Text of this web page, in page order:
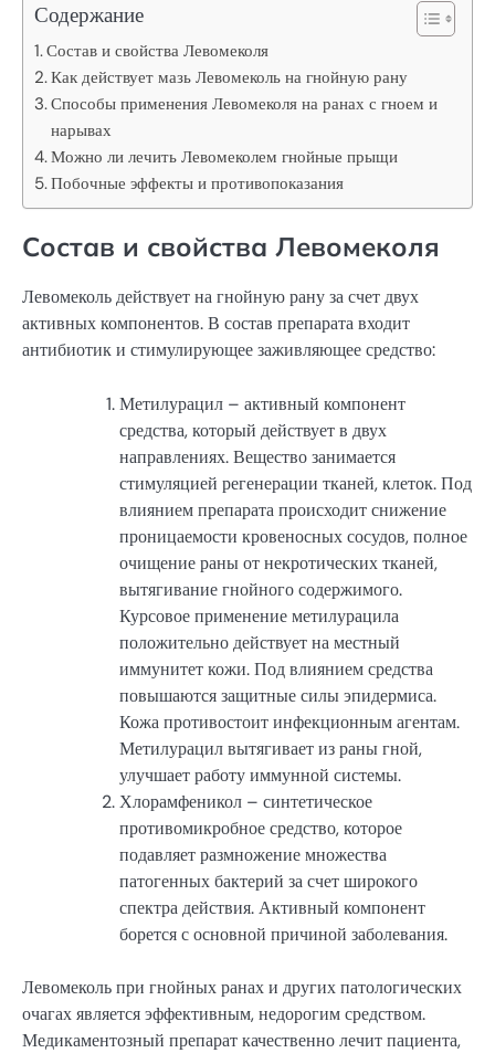
Содержание
Состав и свойства Левомеколя
Как действует мазь Левомеколь на гнойную рану
Способы применения Левомеколя на ранах с гноем и
нарывах
Можно ли лечить Левомеколем гнойные прыщи
Побочные эффекты и противопоказания
Состав и свойства Левомеколя
Левомеколь действует на гнойную рану за счет двух
активных компонентов. В состав препарата входит
антибиотик и стимулирующее заживляющее средство:
Метилурацил – активный компонент
средства, который действует в двух
направлениях. Вещество занимается
стимуляцией регенерации тканей, клеток. Под
влиянием препарата происходит снижение
проницаемости кровеносных сосудов, полное
очищение раны от некротических тканей,
вытягивание гнойного содержимого.
Курсовое применение метилурацила
положительно действует на местный
иммунитет кожи. Под влиянием средства
повышаются защитные силы эпидермиса.
Кожа противостоит инфекционным агентам.
Метилурацил вытягивает из раны гной,
улучшает работу иммунной системы.
Хлорамфеникол – синтетическое
противомикробное средство, которое
подавляет размножение множества
патогенных бактерий за счет широкого
спектра действия. Активный компонент
борется с основной причиной заболевания.
Левомеколь при гнойных ранах и других патологических
очагах является эффективным, недорогим средством.
Медикаментозный препарат качественно лечит пациента,